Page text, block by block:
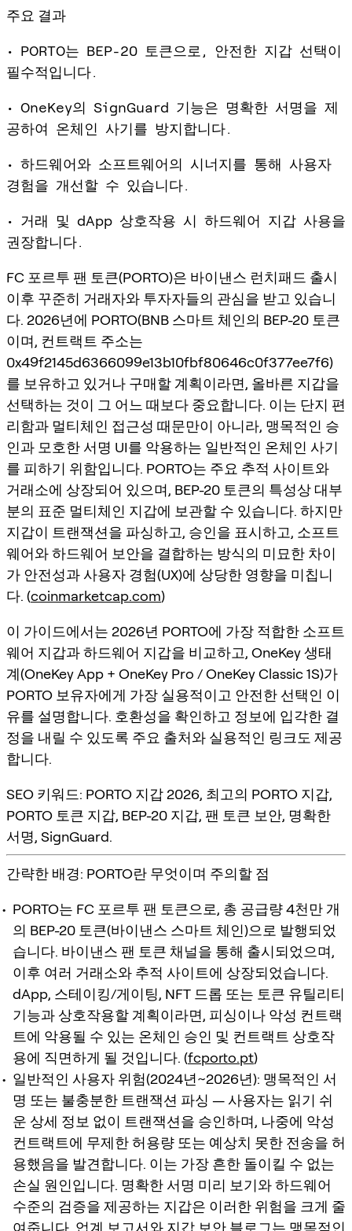
주요 결과
• PORTO는 BEP-20 토큰으로, 안전한 지갑 선택이
필수적입니다.
• OneKey의 SignGuard 기능은 명확한 서명을 제
공하여 온체인 사기를 방지합니다.
• 하드웨어와 소프트웨어의 시너지를 통해 사용자
경험을 개선할 수 있습니다.
• 거래 및 dApp 상호작용 시 하드웨어 지갑 사용을
권장합니다.
FC 포르투 팬 토큰(PORTO)은 바이낸스 런치패드 출시
이후 꾸준히 거래자와 투자자들의 관심을 받고 있습니
다. 2026년에 PORTO(BNB 스마트 체인의 BEP-20 토큰
이며, 컨트랙트 주소는
0x49f2145d6366099e13b10fbf80646c0f377ee7f6)
를 보유하고 있거나 구매할 계획이라면, 올바른 지갑을
선택하는 것이 그 어느 때보다 중요합니다. 이는 단지 편
리함과 멀티체인 접근성 때문만이 아니라, 맹목적인 승
인과 모호한 서명 UI를 악용하는 일반적인 온체인 사기
를 피하기 위함입니다. PORTO는 주요 추적 사이트와
거래소에 상장되어 있으며, BEP-20 토큰의 특성상 대부
분의 표준 멀티체인 지갑에 보관할 수 있습니다. 하지만
지갑이 트랜잭션을 파싱하고, 승인을 표시하고, 소프트
웨어와 하드웨어 보안을 결합하는 방식의 미묘한 차이
가 안전성과 사용자 경험(UX)에 상당한 영향을 미칩니
다. (coinmarketcap.com)
이 가이드에서는 2026년 PORTO에 가장 적합한 소프트
웨어 지갑과 하드웨어 지갑을 비교하고, OneKey 생태
계(OneKey App + OneKey Pro / OneKey Classic 1S)가
PORTO 보유자에게 가장 실용적이고 안전한 선택인 이
유를 설명합니다. 호환성을 확인하고 정보에 입각한 결
정을 내릴 수 있도록 주요 출처와 실용적인 링크도 제공
합니다.
SEO 키워드: PORTO 지갑 2026, 최고의 PORTO 지갑,
PORTO 토큰 지갑, BEP-20 지갑, 팬 토큰 보안, 명확한
서명, SignGuard.
간략한 배경: PORTO란 무엇이며 주의할 점
PORTO는 FC 포르투 팬 토큰으로, 총 공급량 4천만 개
의 BEP-20 토큰(바이낸스 스마트 체인)으로 발행되었
습니다. 바이낸스 팬 토큰 채널을 통해 출시되었으며,
이후 여러 거래소와 추적 사이트에 상장되었습니다.
dApp, 스테이킹/게이팅, NFT 드롭 또는 토큰 유틸리티
기능과 상호작용할 계획이라면, 피싱이나 악성 컨트랙
트에 악용될 수 있는 온체인 승인 및 컨트랙트 상호작
용에 직면하게 될 것입니다. (fcporto.pt)
일반적인 사용자 위험(2024년~2026년): 맹목적인 서
명 또는 불충분한 트랜잭션 파싱 — 사용자는 읽기 쉬
운 상세 정보 없이 트랜잭션을 승인하며, 나중에 악성
컨트랙트에 무제한 허용량 또는 예상치 못한 전송을 허
용했음을 발견합니다. 이는 가장 흔한 돌이킬 수 없는
손실 원인입니다. 명확한 서명 미리 보기와 하드웨어
수준의 검증을 제공하는 지갑은 이러한 위험을 크게 줄
여줍니다. 업계 보고서와 지갑 보안 블로그는 맹목적인